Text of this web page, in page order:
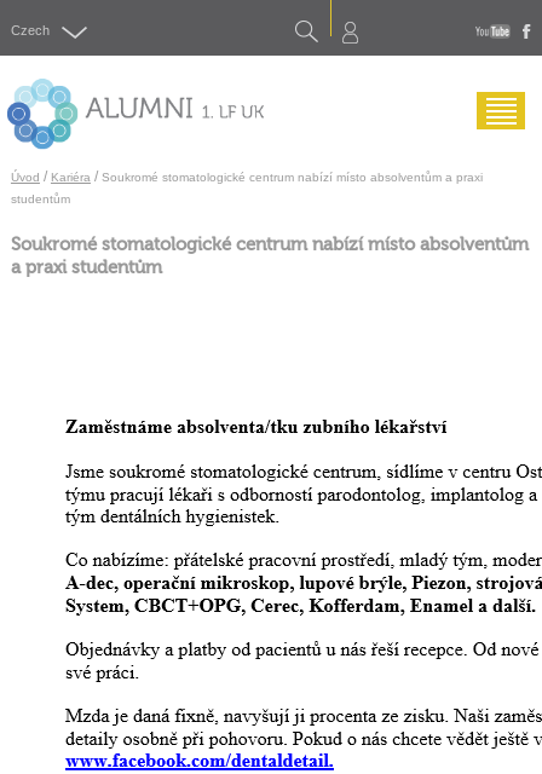
Czech Search
Úvod / Kariéra/ Soukromé stomatologické centrum nabízí místo absolventům a praxi
studentům
Soukromé stomatologické centrum nabízí místo absolventům
a praxi studentům